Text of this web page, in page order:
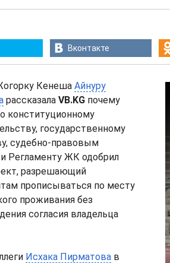
Вконтакте
Кенеша Айнуру
рассказала VB.KG почему
конституционному
государственному
судебно-правовым
Регламенту ЖК одобрил
разрешающий
прописываться по месту
проживания без
согласия владельца
Исхака Пирматова в